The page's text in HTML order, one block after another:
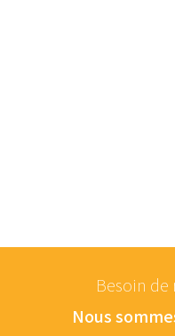
Besoin de
Nous